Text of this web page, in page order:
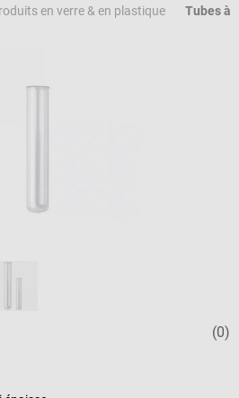
en verre & en plastique Tubes à
Note (0)